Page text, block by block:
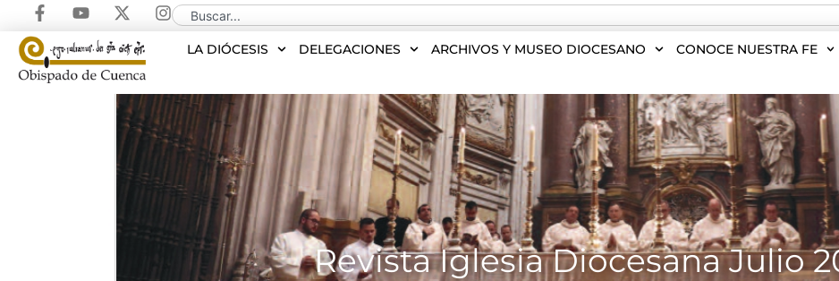
LA DIÓCESIS DELEGACIONES ARCHIVOS Y MUSEO DIOCESANO CONOCE NUESTRA FE
Revista Iglesia Diocesana Julio